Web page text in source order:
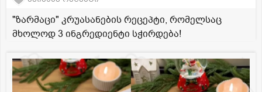
"ზარმაცი" კრუასანების რეცეპტი, რომელსაც
მხოლოდ 3 ინგრედიენტი სჭირდება!